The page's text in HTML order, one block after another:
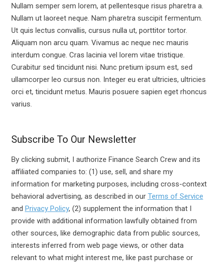
Nullam semper sem lorem, at pellentesque risus pharetra a.
Nullam ut laoreet neque. Nam pharetra suscipit fermentum.
Ut quis lectus convallis, cursus nulla ut, porttitor tortor.
Aliquam non arcu quam. Vivamus ac neque nec mauris
interdum congue. Cras lacinia vel lorem vitae tristique.
Curabitur sed tincidunt nisi. Nunc pretium ipsum est, sed
ullamcorper leo cursus non. Integer eu erat ultricies, ultricies
orci et, tincidunt metus. Mauris posuere sapien eget rhoncus
varius.
Subscribe To Our Newsletter
By clicking submit, I authorize Finance Search Crew and its
affiliated companies to: (1) use, sell, and share my
information for marketing purposes, including cross-context
behavioral advertising, as described in our Terms of Service
and Privacy Policy, (2) supplement the information that I
provide with additional information lawfully obtained from
other sources, like demographic data from public sources,
interests inferred from web page views, or other data
relevant to what might interest me, like past purchase or